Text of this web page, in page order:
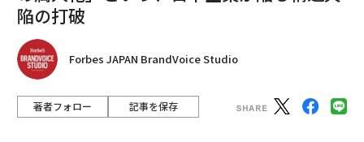
陥の打破
Forbes JAPAN BrandVoice Studio
著者フォロー 記事を保存